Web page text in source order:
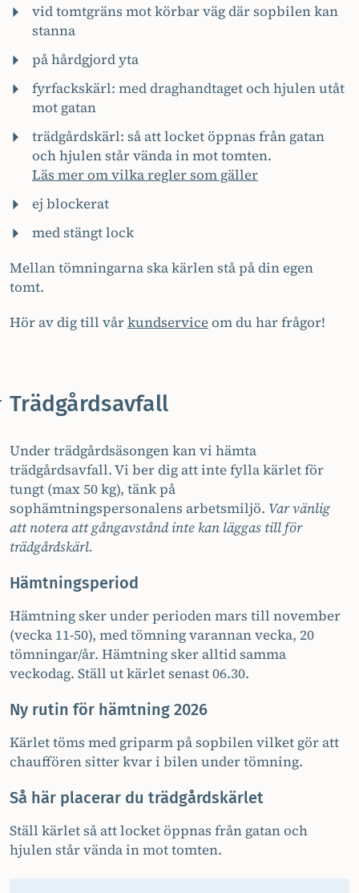
vid tomtgräns mot körbar väg där sopbilen kan
stanna
på hårdgjord yta
fyrfackskärl: med draghandtaget och hjulen utåt
mot gatan
trädgårdskärl: så att locket öppnas från gatan
och hjulen står vända in mot tomten.
Läs mer om vilka regler som gäller
ej blockerat
med stängt lock
Mellan tömningarna ska kärlen stå på din egen
tomt.
Hör av dig till vårkundserviceom du har frågor!
Trädgårdsavfall
Under trädgårdsäsongen kan vi hämta
trädgårdsavfall. Vi ber dig att inte fylla kärlet för
tungt (max 50 kg), tänk på
sophämtningspersonalens arbetsmiljö. Var vänlig
att notera att gångavstånd inte kan läggas till för
trädgårdskärl.
Hämtningsperiod
Hämtning sker under perioden mars till november
(vecka 11-50), med tömning varannan vecka, 20
tömningar/år. Hämtning sker alltid samma
veckodag. Ställ ut kärlet senast 06.30.
Ny rutin för hämtning 2026
Kärlet töms med griparm på sopbilen vilket gör att
chauffören sitter kvar i bilen under tömning.
Så här placerar du trädgårdskärlet
Ställ kärlet så att locket öppnas från gatan och
hjulen står vända in mot tomten.